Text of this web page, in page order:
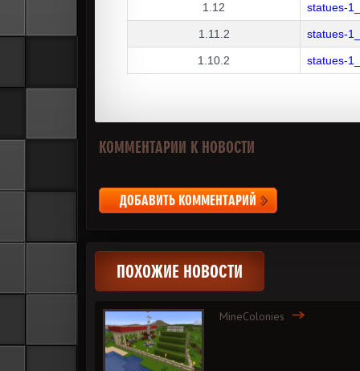
1.12 statues-
1.11.2 statues-
1.10.2 statues-
КОММЕНТАРИИ К НОВОСТИ
ДОБАВИТЬ КОММЕНТАРИЙ
ПОХОЖИЕ НОВОСТИ
MineColonies